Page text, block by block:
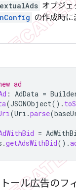
オブジェ
の作成時に
ad
: AdData =
(JSONObject().
(Uri .parse(
=
.getAdsWithBid().
ール広告のフ